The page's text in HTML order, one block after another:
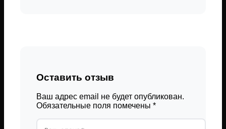
Оставить отзыв
Ваш адрес email не будет опубликован.
Обязательные поля помечены *